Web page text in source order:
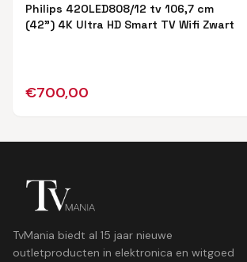
Philips 42OLED808/12 tv 106,7 cm
(42") 4K Ultra HD Smart TV Wifi Zwart
€700,00
TvMania biedt al 15 jaar nieuwe
outletproducten in elektronica en witgoed